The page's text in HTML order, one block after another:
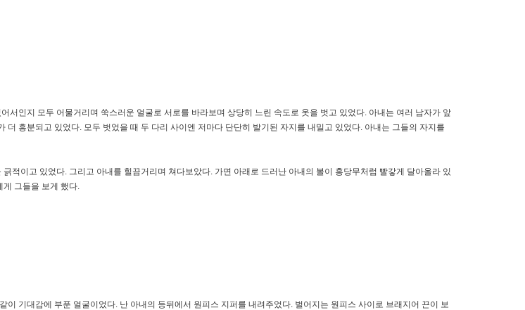
서인지 모두 어물거리며 쑥스러운 얼굴로 서로를 바라보며 상당히 느린 속도로 옷을 벗고 있었다. 아내는 여러 남자가 앞
흥분되고 있었다. 모두 벗었을 때 두 다리 사이엔 저마다 단단히 발기된 자지를 내밀고 있었다. 아내는 그들의 자지를
적이고 있었다. 그리고 아내를 힐끔거리며 쳐다보았다. 가면 아래로 드러난 아내의 볼이 홍당무처럼 빨갛게 달아올라 있
게 그들을 보게 했다.
기대감에 부푼 얼굴이었다. 난 아내의 등뒤에서 원피스 지퍼를 내려주었다. 벌어지는 원피스 사이로 브래지어 끈이 보